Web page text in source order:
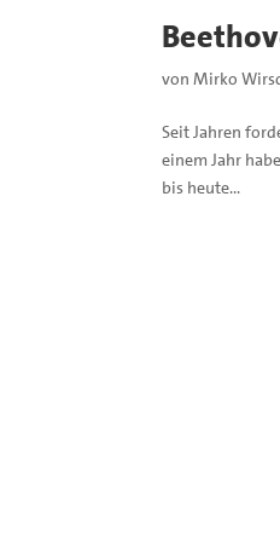
vonMirko
Seit Jahren
einem Jahr
bis heute...